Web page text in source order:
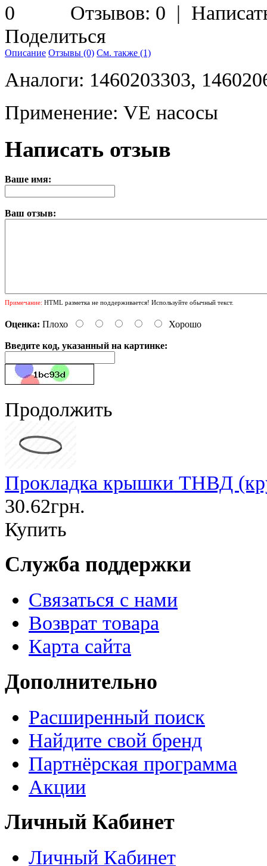
Отзывов: 0 |
Поделиться
Описание Отзывы (0) См. также (1)
Аналоги: 1460203303,
Применение: VE насосы
Написать отзыв
Ваше имя:
Ваш отзыв:
Примечание: HTML разметка не поддерживается! Используйте обычный текст.
Оценка: Плохо Хорошо
Введите код, указанный на картинке:
Продолжить
Прокладка крышки ТНВД
30.62грн.
Купить
Служба поддержки
Связаться с нами
Возврат товара
Карта сайта
Дополнительно
Расширенный поиск
Найдите свой бренд
Партнёрская программа
Акции
Личный Кабинет
Личный Кабинет